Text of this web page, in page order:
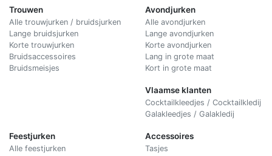
Trouwen
Alle trouwjurken / bruidsjurken
Lange bruidsjurken
Korte trouwjurken
Bruidsaccessoires
Bruidsmeisjes
Avondjurken
Alle avondjurken
Lange avondjurken
Korte avondjurken
Lang in grote maat
Kort in grote maat
Vlaamse klanten
Cocktailkleedjes / Cocktailkledij
Galakleedjes / Galakledij
Feestjurken
Alle feestjurken
Accessoires
Tasjes